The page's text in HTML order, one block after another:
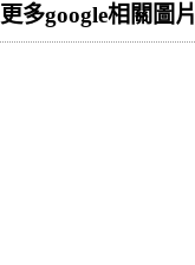
更多google相關圖片